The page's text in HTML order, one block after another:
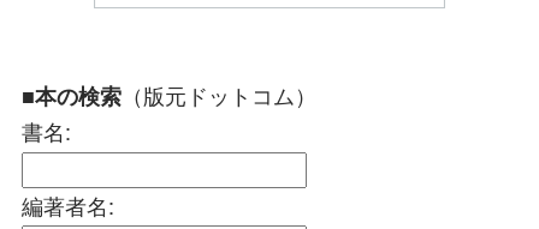
■本の検索 （版元ドットコム）
書名:
編著者名: